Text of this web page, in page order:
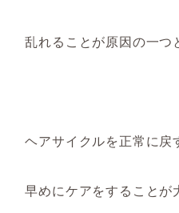
乱れることが原因の一つ
ヘアサイクルを正常に戻
早めにケアをすることが